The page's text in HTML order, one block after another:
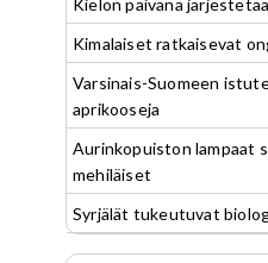
Kielon päivänä
Kimalaiset ratkaisevat
Varsinais-Suomeen
aprikooseja
Aurinkopuiston lampaat
mehiläiset
Syrjälät tukeutuvat